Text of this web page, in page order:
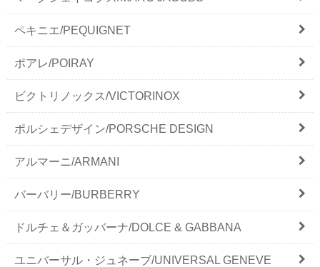
ペキニエ/PEQUIGNET
ポアレ/POIRAY
ビクトリノックス/VICTORINOX
ポルシェデザイン/PORSCHE DESIGN
アルマーニ/ARMANI
バーバリー/BURBERRY
ドルチェ＆ガッバーナ/DOLCE & GABBANA
ユニバーサル・ジュネーブ/UNIVERSAL GENEVE